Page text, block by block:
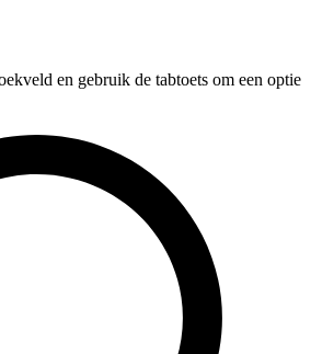
en gebruik de tabtoets om een optie